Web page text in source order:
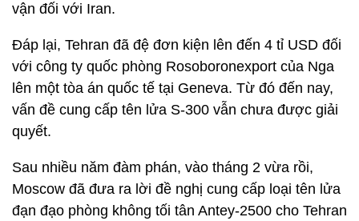
vận đối với Iran.
Đáp lại, Tehran đã đệ đơn kiện lên đến 4 tỉ USD đối
với công ty quốc phòng Rosoboronexport của Nga
lên một tòa án quốc tế tại Geneva. Từ đó đến nay,
vấn đề cung cấp tên lửa S-300 vẫn chưa được giải
quyết.
Sau nhiều năm đàm phán, vào tháng 2 vừa rồi,
Moscow đã đưa ra lời đề nghị cung cấp loại tên lửa
đạn đạo phòng không tối tân Antey-2500 cho Tehran